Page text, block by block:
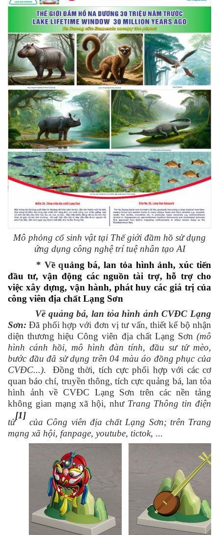
Mô phỏng cổ sinh vật tại Thế giới đầm hồ sử dụng
ứng dụng công nghệ trí tuệ nhân tạo AI
* Về quảng bá, lan tỏa hình ảnh, xúc tiến
đầu tư, vận động các nguồn tài trợ, hỗ trợ cho
việc xây dựng, vận hành, phát huy các giá trị của
công viên địa chất Lạng Sơn
Về quảng bá, lan tỏa hình ảnh CVĐC Lạng
Sơn:Đã phối hợp với đơn vị tư vấn, thiết kế bộ nhận
diện thương hiệu Công viên địa chất Lạng Sơn (mô
hình cánh hồi, mô hình đàn tính, đầu sư tử mèo,
bước đầu đã sử dụng trên 04 màu áo đồng phục của
CVĐC...). Đồng thời, tích cực phối hợp với các cơ
quan báo chí, truyền thông, tích cực quảng bá, lan tỏa
hình ảnh về CVĐC Lạng Sơn trên các nền tảng
không gian mạng xã hội, như Trang Thông tin điện
tử
[1]
của Công viên địa chất Lạng Sơn; trên Trang
mạng xã hội, fanpage, youtube, tictok, ...